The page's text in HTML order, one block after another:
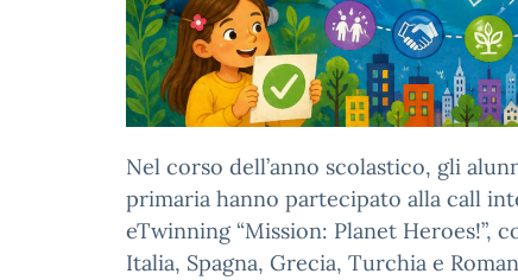
Nel corso dell’anno scolastico, gli
primaria hanno partecipato alla call
eTwinning “Mission: Planet Heroes!”,
Italia, Spagna, Grecia, Turchia e